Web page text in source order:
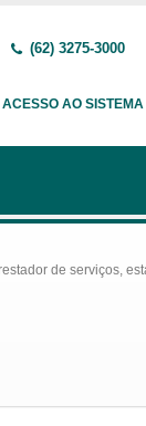
(62) 3275-3000
ACESSO AO SISTEMA
de serviços,